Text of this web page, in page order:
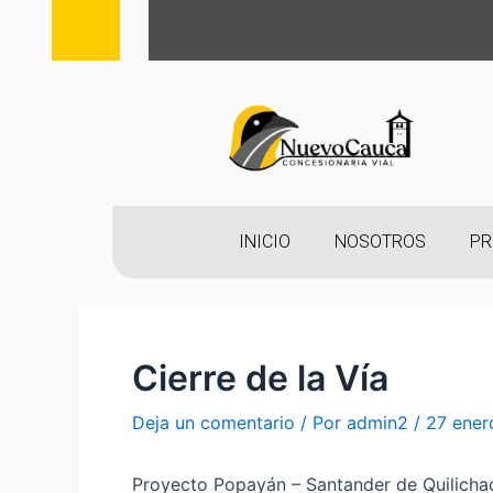
INICIO NOSOTROS
Cierre de la Vía
Deja un comentario / Por admin2 / 27
Proyecto Popayán – Santander de